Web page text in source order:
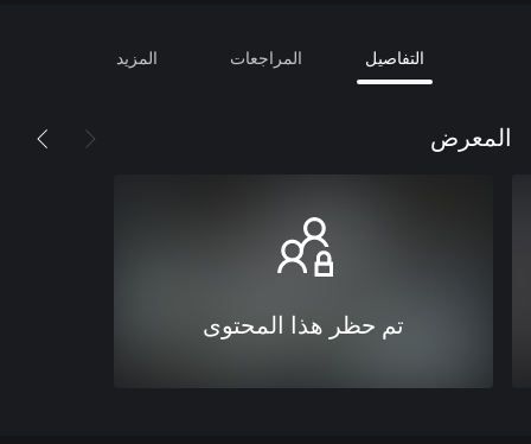
التفاصيل المراجعات المزيد
المعرض
تم حظر هذا المحتوى